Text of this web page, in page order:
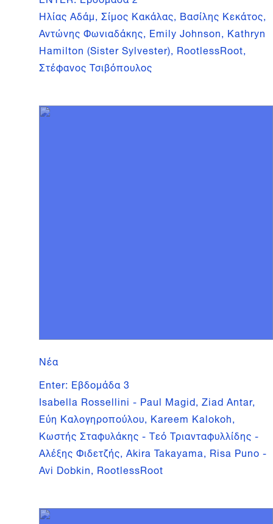
Ηλίας Αδάμ, Σίμος Κακάλας, Βασίλης Κεκάτος,
Αντώνης Φωνιαδάκης, Emily Johnson, Kathryn
Hamilton (Sister Sylvester), RootlessRoot,
Στέφανος Τσιβόπουλος
Νέα
Enter: Εβδομάδα 3
Isabella Rossellini - Paul Magid, Ziad Antar,
Εύη Καλογηροπούλου, Kareem Kalokoh,
Κωστής Σταφυλάκης - Τεό Τριανταφυλλίδης -
Αλέξης Φιδετζής, Akira Takayama, Risa Puno -
Avi Dobkin, RootlessRoot